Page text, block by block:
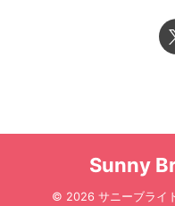
Sunny
© 2026 サニーブライ